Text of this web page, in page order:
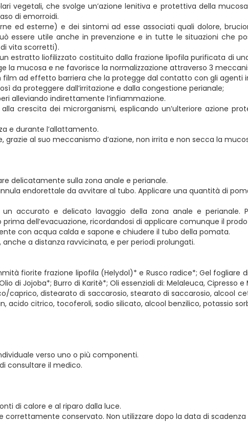
vegetali, che svolge un’azione lenitiva e protettiva della
di emorroidi.
ed esterne) e dei sintomi ad esse associati quali dolore,
essere utile anche in prevenzione e in tutte le situazioni che
vita scorretti).
estratto liofilizzato costituito dalla frazione lipofila purificata di
la mucosa e ne favorisce la normalizzazione attraverso 3
film ad effetto barriera che la protegge dal contatto con gli agenti
da proteggere dall’irritazione e dalla congestione perianale;
alleviando indirettamente l’infiammazione.
crescita dei microrganismi, esplicando un’ulteriore azione
e durante l’allattamento.
al suo meccanismo d’azione, non irrita e non secca la
delicatamente sulla zona anale e perianale.
endorettale da avvitare al tubo. Applicare una quantità di
un accurato e delicato lavaggio della zona anale e
dell’evacuazione, ricordandosi di applicare comunque il
con acqua calda e sapone e chiudere il tubo della pomata.
anche a distanza ravvicinata, e per periodi prolungati.
fiorite frazione lipofila (Helydol)* e Rusco radice*; Gel fogliare
di Jojoba*; Burro di Karitè*; Oli essenziali di: Melaleuca, Cipresso e
caprico, distearato di saccarosio, stearato di saccarosio, alcool
acido citrico, tocoferoli, sodio silicato, alcool benzilico, potassio
verso uno o più componenti.
consultare il medico.
di calore e al riparo dalla luce.
correttamente conservato. Non utilizzare dopo la data di scadenza